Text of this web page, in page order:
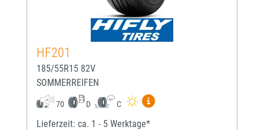
HF201
185/55R15 82V
SOMMERREIFEN
70 D C
Mehr Informationen zum
Lieferzeit: ca. 1 - 5 Werktage*